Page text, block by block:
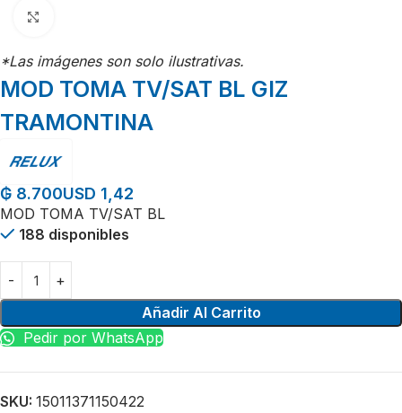
*Las imágenes son solo ilustrativas.
MOD TOMA TV/SAT BL GIZ
TRAMONTINA
₲ 8.700USD 1,42
MOD TOMA TV/SAT BL
188 disponibles
Añadir Al Carrito
Pedir por WhatsApp
SKU: 15011371150422